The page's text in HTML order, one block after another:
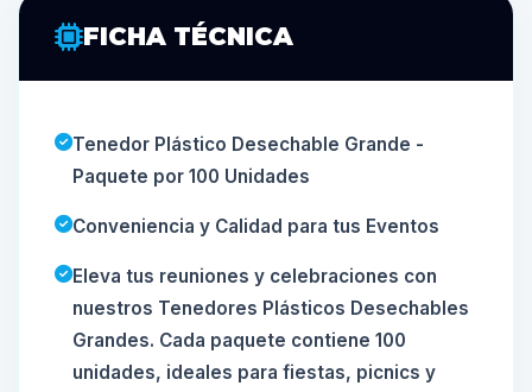
FICHA TÉCNICA
Tenedor Plástico Desechable Grande -
Paquete por 100 Unidades
Conveniencia y Calidad para tus Eventos
Eleva tus reuniones y celebraciones con
nuestros Tenedores Plásticos Desechables
Grandes. Cada paquete contiene 100
unidades, ideales para fiestas, picnics y